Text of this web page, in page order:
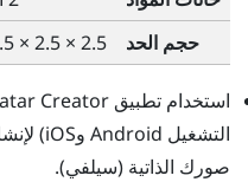
حجم الحد
2.5 × 2.5 × 2.5 متر
استخدام تطبيق Creator
التشغيل Android وiOS
)
صورك الذاتية (سيلفي).